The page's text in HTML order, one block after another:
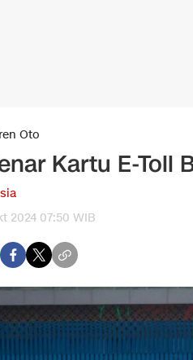
Oto
Kartu E-Toll
2024 07:50 WIB